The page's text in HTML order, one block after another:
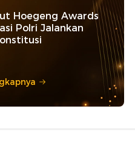
Hoegeng Awards
Polri Jalankan